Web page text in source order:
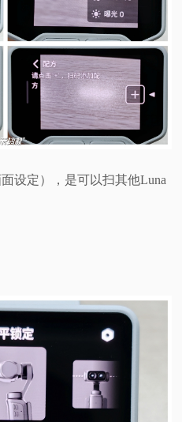
设定），是可以扫其他Luna